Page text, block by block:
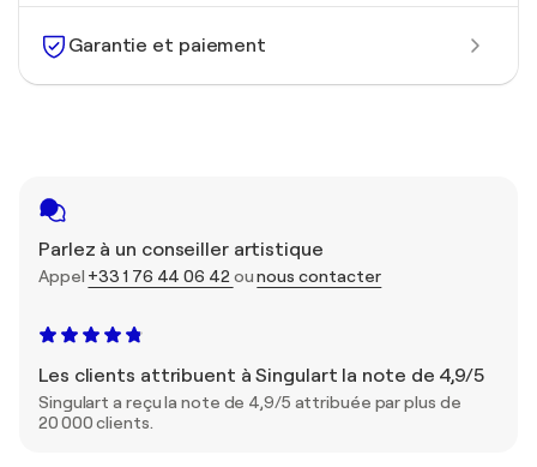
Garantie et paiement
Parlez à un conseiller artistique
Appel +33 1 76 44 06 42ounous contacter
Les clients attribuent à Singulart la note de 4,9/5
Singulart a reçu la note de 4,9/5 attribuée par plus de
20 000 clients.